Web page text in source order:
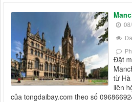
Đặt
từ
liên
của tongdaibay.com theo số